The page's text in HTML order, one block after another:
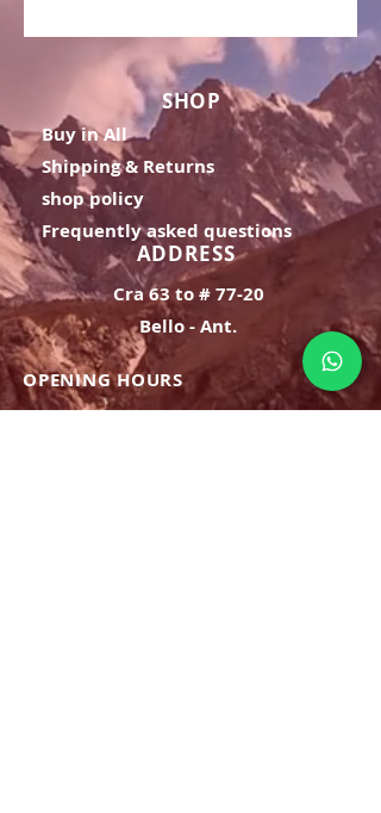
SHOP
Buy in All
Shipping & Returns
shop policy
Frequently asked questions
ADDRESS
Cra 63 to # 77-20
Bello - Ant.
OPENING HOURS